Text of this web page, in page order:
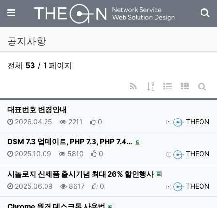
메뉴
공지사항
전체 53 / 1 페이지
RSS
게시물 정렬
웹진 스타일
갤러리게
대표번호 변경안내
등록자 THEON
등록일
2026.04.25 조회
2211 추천
0
DSM 7.3 업데이트, PHP 7.3, PHP 7.4…
등록자 THEON
등록일
2025.10.09 조회
5810 추천
0
시놀로지 신제품 출시기념 최대 26% 할인행사
등록자 THEON
등록일
2025.06.09 조회
8617 추천
0